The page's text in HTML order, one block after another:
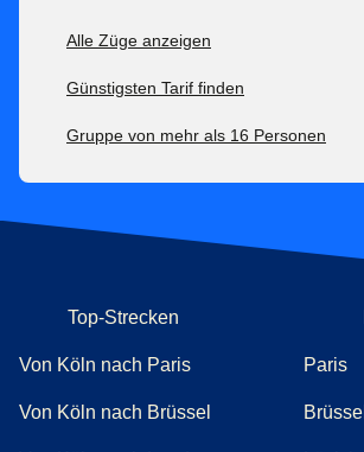
Alle Züge anzeigen
Günstigsten Tarif finden
Gruppe von mehr als 16 Personen
Top-Strecken
Von Köln nach Paris
Von Köln nach Brüssel
Paris
Brüssel